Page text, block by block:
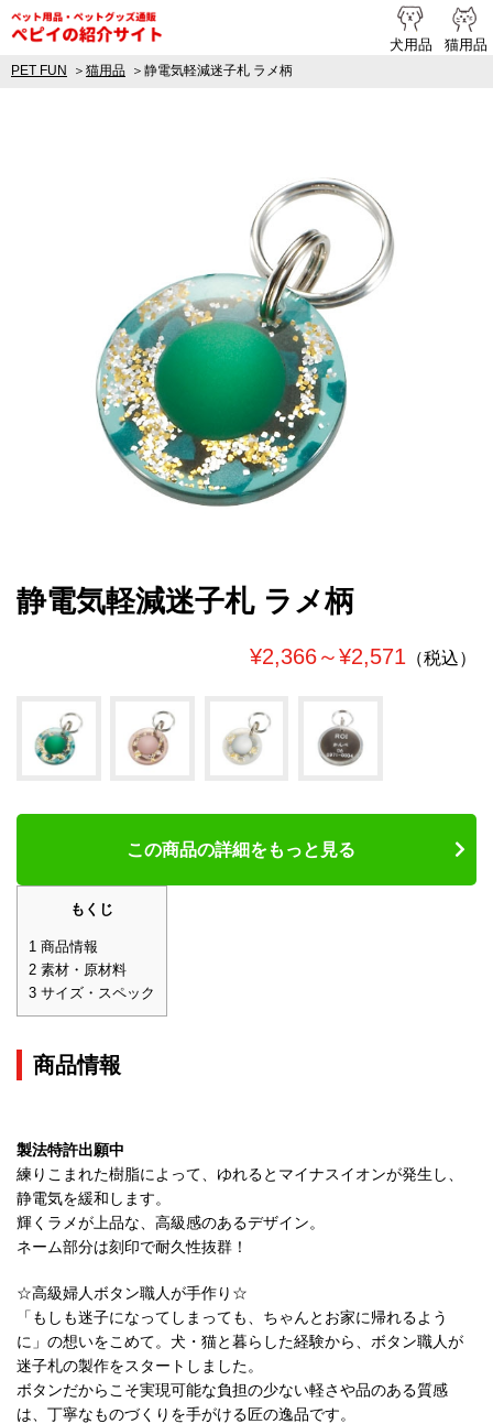
ペピイ提
犬用品 猫用品
PET FUN 猫用品 静電気軽減迷子札 ラメ柄
静電気軽減迷子札 ラメ柄
¥2,366～¥2,571 （税込）
この商品の詳細をもっと見る
もくじ
1 商品情報
2 素材・原材料
3 サイズ・スペック
商品情報
製法特許出願中
練りこまれた樹脂によって、ゆれるとマイナスイオンが発生し、
静電気を緩和します。
輝くラメが上品な、高級感のあるデザイン。
ネーム部分は刻印で耐久性抜群！
☆高級婦人ボタン職人が手作り☆
「もしも迷子になってしまっても、ちゃんとお家に帰れるよう
に」の想いをこめて。犬・猫と暮らした経験から、ボタン職人が
迷子札の製作をスタートしました。
ボタンだからこそ実現可能な負担の少ない軽さや品のある質感
は、丁寧なものづくりを手がける匠の逸品です。